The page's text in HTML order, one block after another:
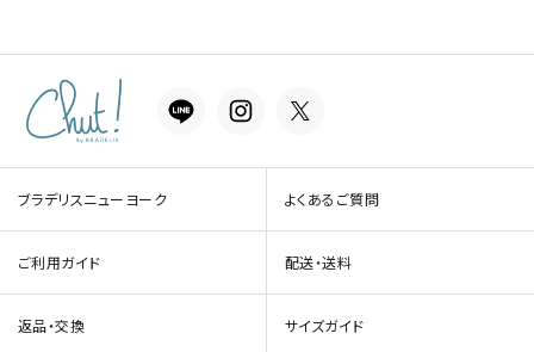
ブラデリスニューヨーク よくあるご質問
ご利用ガイド 配送・送料
返品・交換 サイズガイド